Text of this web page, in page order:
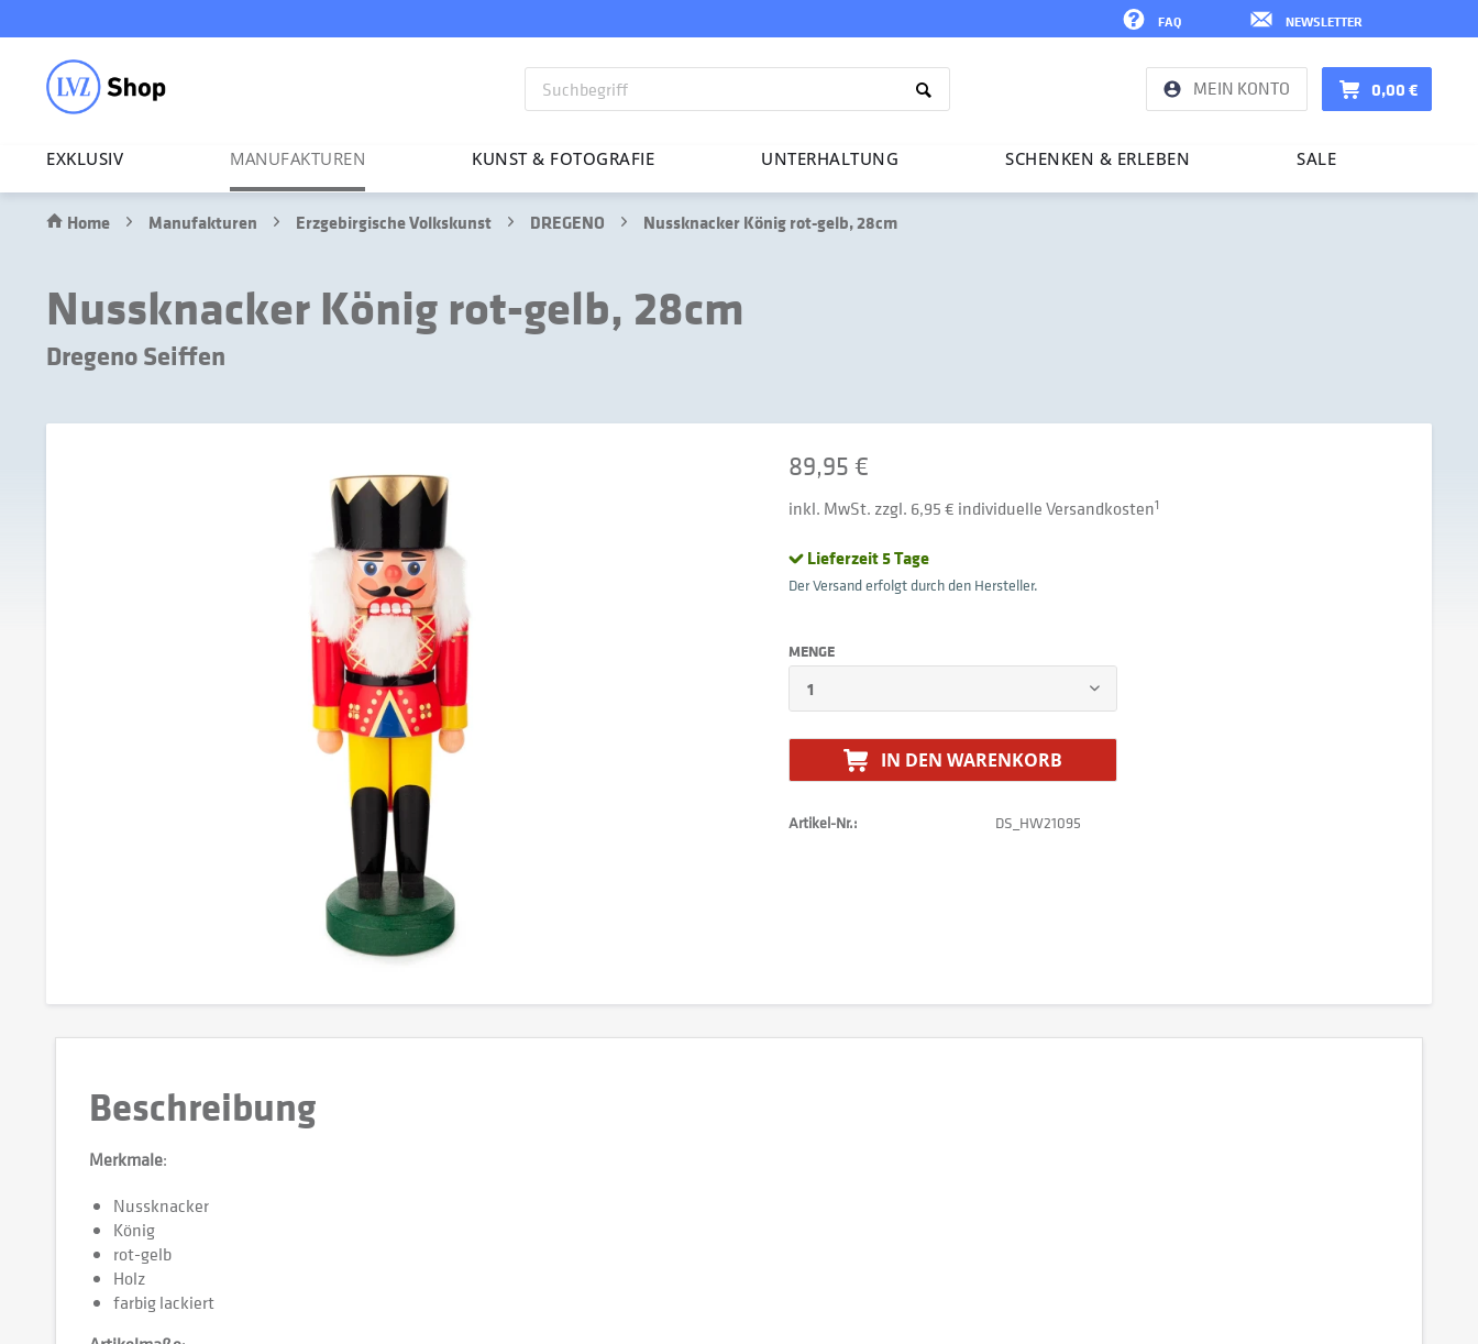
NEWSLETTER
FAQ
MEIN KONTO 0,00 €
EXKLUSIV MANU­FAK­TUREN KUNST & FOTO­GRAFIE UNTER­HAL­TUNG SCHENKEN & ERLEBEN SALE
Home Manufakturen Erzgebirgische Volkskunst DREGENO Nussknacker König rot-gelb, 28cm
Nussknacker König rot-gelb, 28cm
Dregeno Seiffen
89,95 €
inkl. MwSt. zzgl. 6,95 € individuelle Versandkosten1
Lieferzeit 5 Tage
Der Versand erfolgt durch den Hersteller.
MENGE
IN DEN WARENKORB
Artikel-Nr.: DS_HW21095
Beschreibung
Merkmale:
Nussknacker
König
rot-gelb
Holz
farbig lackiert